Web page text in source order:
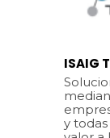
ISAIG
y